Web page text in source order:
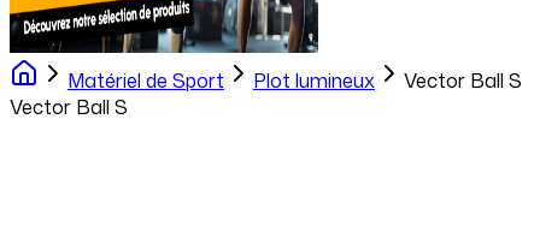
Matériel de Sport Plot lumineux
Vector Ball S
Vector Ball S